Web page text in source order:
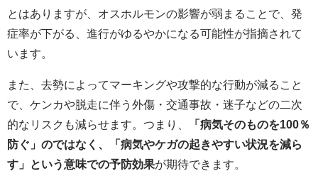
とはありますが、オスホルモンの影響が弱まることで、発
症率が下がる、進行がゆるやかになる可能性が指摘されて
います。
また、去勢によってマーキングや攻撃的な行動が減ること
で、ケンカや脱走に伴う外傷・交通事故・迷子などの二次
的なリスクも減らせます。つまり、
「病気そのものを100％
防ぐ」のではなく、「病気やケガの起きやすい状況を減ら
す」という意味での予防効果が期待できます。